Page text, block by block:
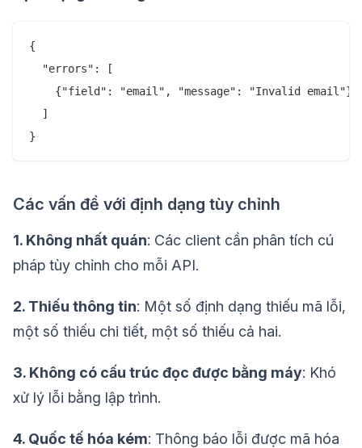
{
  "errors": [
    {"field": "email", "message": "Invalid email"}
  ]
Các vấn đề với định dạng tùy chỉnh
1. Không nhất quán: Các client cần phân tích cú
pháp tùy chỉnh cho mỗi API.
2. Thiếu thông tin: Một số định dạng thiếu mã lỗi,
một số thiếu chi tiết, một số thiếu cả hai.
3. Không có cấu trúc đọc được bằng máy: Khó
xử lý lỗi bằng lập trình.
4. Quốc tế hóa kém: Thông báo lỗi được mã hóa